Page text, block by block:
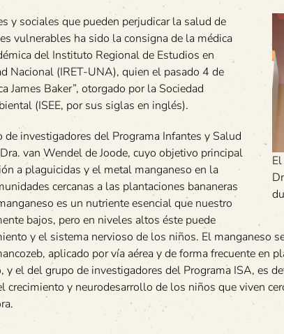
y sociales que pueden perjudicar la salud de
vulnerables ha sido la consigna de la médica
del Instituto Regional de Estudios en
Nacional (IRET-UNA), quien el pasado 4 de
James Baker”, otorgado por la Sociedad
(ISEE, por sus siglas en inglés).
investigadores del Programa Infantes y Salud
van Wendel de Joode, cuyo objetivo principal
a plaguicidas y el metal manganeso en la
cercanas a las plantaciones bananeras
es un nutriente esencial que nuestro
bajos, pero en niveles altos éste puede
y el sistema nervioso de los niños. El manganeso
aplicado por vía aérea y de forma frecuente en
el del grupo de investigadores del Programa ISA, es
crecimiento y neurodesarrollo de los niños que viven